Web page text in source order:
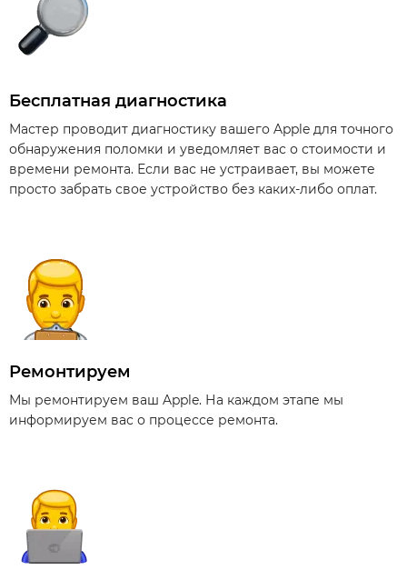
Бесплатная диагностика
Мастер проводит диагностику вашего Apple для точного
обнаружения поломки и уведомляет вас о стоимости и
времени ремонта. Если вас не устраивает, вы можете
просто забрать свое устройство без каких-либо оплат.
Ремонтируем
Мы ремонтируем ваш Apple. На каждом этапе мы
информируем вас о процессе ремонта.